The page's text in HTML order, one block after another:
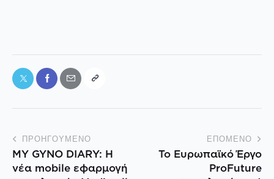
ΠΡΟΗΓΟΎΜΕΝΟ
MY GYNO DIARY: Η
νέα mobile εφαρμογή
ΕΠΌΜΕΝΟ
Το Ευρωπαϊκό Έργο
ProFuture